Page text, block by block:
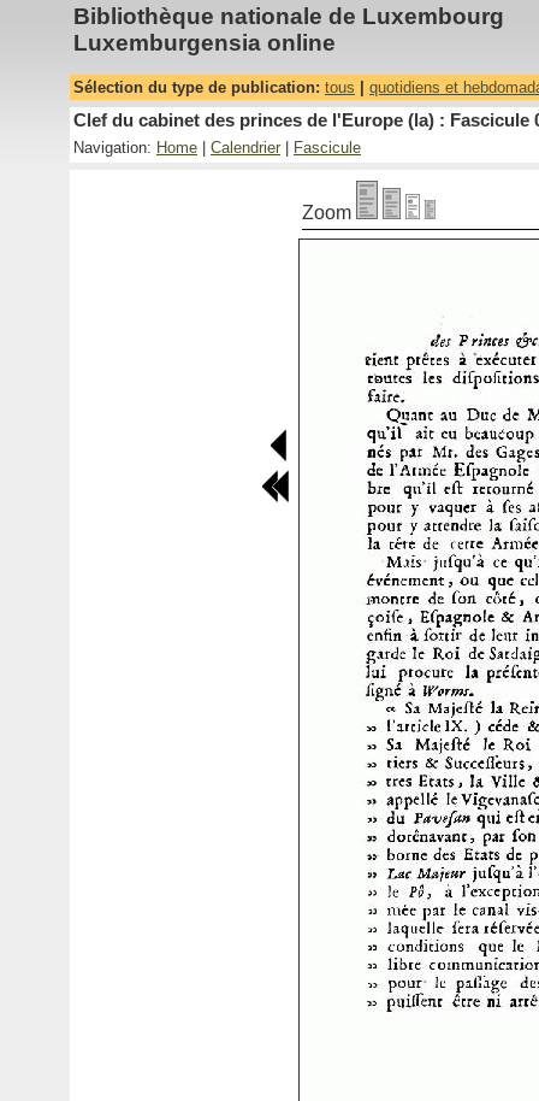
Bibliothèque nationale de Luxembourg
Luxemburgensia online
Sélection du type de publication: tous quotidiens et
Clef du cabinet des princes de l'Europe (la) : Fascicule
Navigation: Home Calendrier Fascicule
Zoom